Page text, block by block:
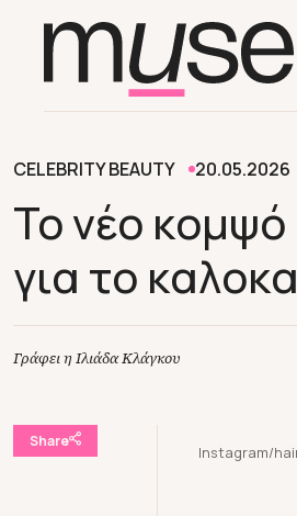
CELEBRITY BEAUTY 20.05.2026
Το νέο κομψό
για το
Γράφει η Ιλιάδα Κλάγκου
Share
Instagram/